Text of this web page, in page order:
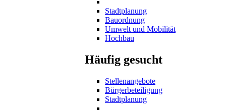
Stadtplanung
Bauordnung
Umwelt und Mobilität
Hochbau
Häufig gesucht
Stellenangebote
Bürgerbeteiligung
Stadtplanung